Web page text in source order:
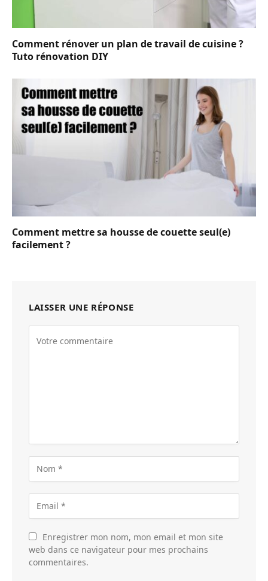
Comment rénover un plan de travail de cuisine ?
Tuto rénovation DIY
Comment mettre sa housse de couette seul(e)
facilement ?
LAISSER UNE RÉPONSE
Enregistrer mon nom, mon email et mon site
web dans ce navigateur pour mes prochains
commentaires.